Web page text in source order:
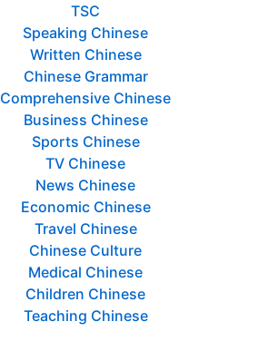
TSC
Speaking Chinese
Written Chinese
Chinese Grammar
Comprehensive Chinese
Business Chinese
Sports Chinese
TV Chinese
News Chinese
Economic Chinese
Travel Chinese
Chinese Culture
Medical Chinese
Children Chinese
Teaching Chinese